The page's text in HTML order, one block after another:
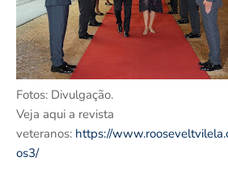
Fotos: Divulgação.
Veja aqui a revista
veteranos: https://
os3/